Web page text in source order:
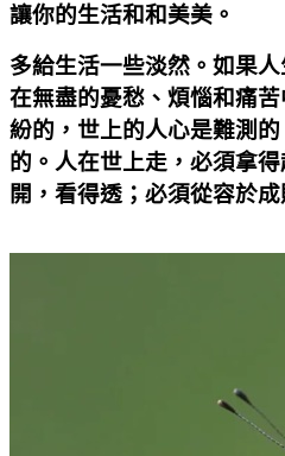
讓你的生活和和美美。
多給生活一些淡然。如果
在無盡的憂愁、煩惱和痛
紛的，世上的人心是難測
的。人在世上走，必須拿
開，看得透；必須從容於